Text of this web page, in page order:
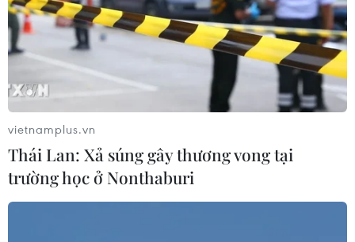
vietnamplus.vn
Thái Lan: Xả súng gây thương vong tại
trường học ở Nonthaburi